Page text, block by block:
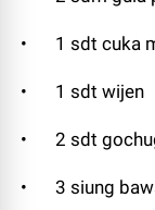
• 1 sdt cuka
• 1 sdt wijen
• 2 sdt
• 3 siung